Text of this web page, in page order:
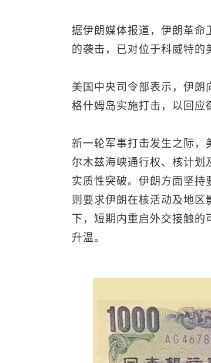
据伊朗媒体报道，伊朗革命
的袭击，已对位于科威特的
美国中央司令部表示，伊
格什姆岛实施打击，以回应
新一轮军事打击发生之际，
尔木兹海峡通行权、核计划
实质性突破。伊朗方面坚持
则要求伊朗在核活动及地区
下，短期内重启外交接触
升温。